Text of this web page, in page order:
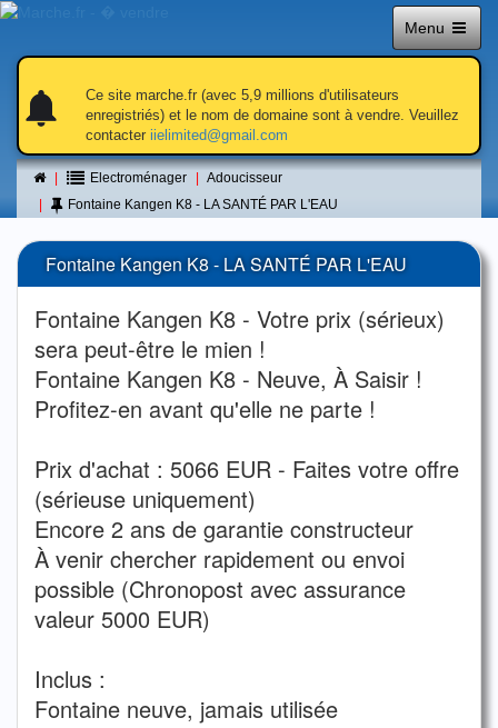
Menu
Ce site marche.fr (avec 5,9 millions d'utilisateurs
enregistriés) et le nom de domaine sont à vendre. Veuillez
contacter iielimited@gmail.com
Electroménager
Adoucisseur
Fontaine Kangen K8 - LA SANTÉ PAR L'EAU
Petite annonce
Fontaine Kangen K8 - LA SANTÉ PAR L'EAU
Fontaine Kangen K8 - Votre prix (sérieux)
sera peut-être le mien !
Fontaine Kangen K8 - Neuve, À Saisir !
Profitez-en avant qu'elle ne parte !
Prix d'achat : 5066 EUR - Faites votre offre
(sérieuse uniquement)
Encore 2 ans de garantie constructeur
À venir chercher rapidement ou envoi
possible (Chronopost avec assurance
valeur 5000 EUR)
Inclus :
Fontaine neuve, jamais utilisée